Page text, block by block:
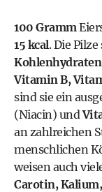
100 Gramm
15 kcal. Die Pilze
Vitamin B,
sind sie ein
(Niacin) und
an zahlreichen
menschlichen
weisen auch
Carotin,